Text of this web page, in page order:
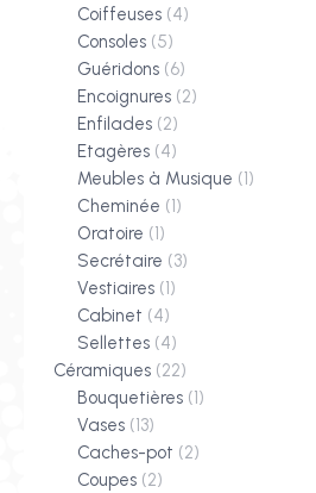
Coiffeuses (4)
Consoles (5)
Guéridons (6)
Encoignures (2)
Enfilades (2)
Etagères (4)
Meubles à Musique (1)
Cheminée (1)
Oratoire (1)
Secrétaire (3)
Vestiaires (1)
Cabinet (4)
Sellettes (4)
Céramiques (22)
Bouquetières (1)
Vases (13)
Caches-pot (2)
Coupes (2)